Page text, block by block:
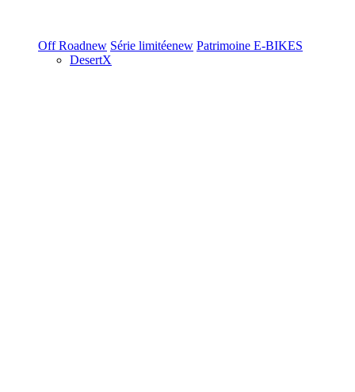
Off Roadnew Série limitéenew Patrimoine E-BIKES
DesertX